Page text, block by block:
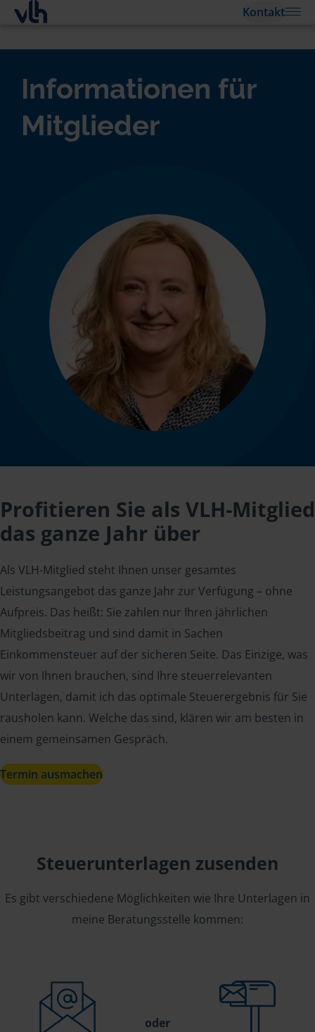
Kontakt
Informationen für
Mitglieder
Profitieren Sie als VLH-Mitglied
das ganze Jahr über
Als VLH-Mitglied steht Ihnen unser gesamtes
Leistungsangebot das ganze Jahr zur Verfügung – ohne
Aufpreis. Das heißt: Sie zahlen nur Ihren jährlichen
Mitgliedsbeitrag und sind damit in Sachen
Einkommensteuer auf der sicheren Seite. Das Einzige, was
wir von Ihnen brauchen, sind Ihre steuerrelevanten
Unterlagen, damit ich das optimale Steuerergebnis für Sie
rausholen kann. Welche das sind, klären wir am besten in
einem gemeinsamen Gespräch.
Termin ausmachen
Steuerunterlagen zusenden
Es gibt verschiedene Möglichkeiten wie Ihre Unterlagen in
meine Beratungsstelle kommen:
oder